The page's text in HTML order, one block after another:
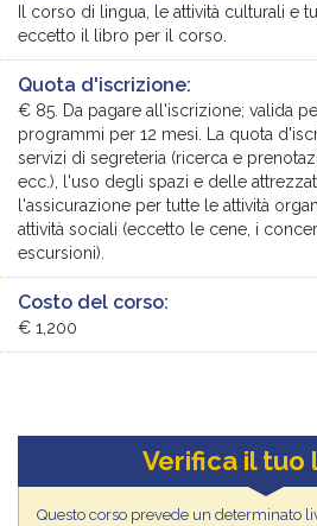
Il corso di lingua, le attività culturali e
eccetto il libro per il corso.
Quota d'iscrizione:
€ 85. Da pagare all'iscrizione; valida
programmi per 12 mesi. La quota
servizi di segreteria (ricerca e
ecc.), l'uso degli spazi e delle
l'assicurazione per tutte le attività
attività sociali (eccetto le cene, i
escursioni).
Costo del corso:
€ 1,200
Verifica il tuo
Questo corso prevede un determinato